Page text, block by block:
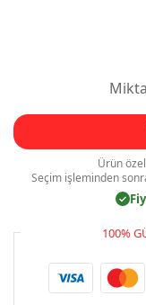
Ürün
Seçim işleminden
✓
100%